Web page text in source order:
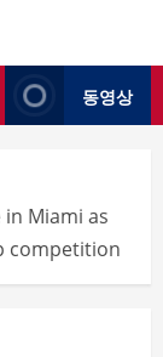
동영상
Miami as
competition